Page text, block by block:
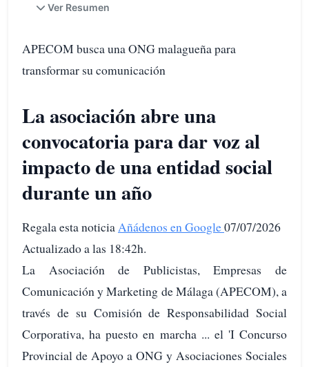
Ver Resumen
APECOM busca una ONG malagueña para
transformar su comunicación
La asociación abre una
convocatoria para dar voz al
impacto de una entidad social
durante un año
Regala esta noticia Añádenos en Google07/07/2026
Actualizado a las 18:42h.
La Asociación de Publicistas, Empresas de
Comunicación y Marketing de Málaga (APECOM), a
través de su Comisión de Responsabilidad Social
Corporativa, ha puesto en marcha ... el 'I Concurso
Provincial de Apoyo a ONG y Asociaciones Sociales